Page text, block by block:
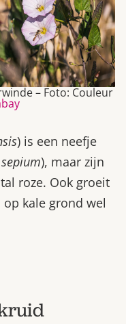
– Foto: Couleur
) is een neefje
), maar zijn
roze. Ook groeit
kale grond wel